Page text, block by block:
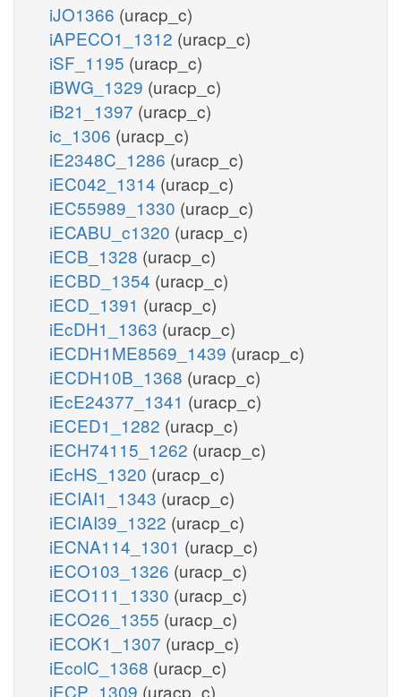
iJO1366 (uracp_c)
iAPECO1_1312 (uracp_c)
iSF_1195 (uracp_c)
iBWG_1329 (uracp_c)
iB21_1397 (uracp_c)
ic_1306 (uracp_c)
iE2348C_1286 (uracp_c)
iEC042_1314 (uracp_c)
iEC55989_1330 (uracp_c)
iECABU_c1320 (uracp_c)
iECB_1328 (uracp_c)
iECBD_1354 (uracp_c)
iECD_1391 (uracp_c)
iEcDH1_1363 (uracp_c)
iECDH1ME8569_1439 (uracp_c)
iECDH10B_1368 (uracp_c)
iEcE24377_1341 (uracp_c)
iECED1_1282 (uracp_c)
iECH74115_1262 (uracp_c)
iEcHS_1320 (uracp_c)
iECIAI1_1343 (uracp_c)
iECIAI39_1322 (uracp_c)
iECNA114_1301 (uracp_c)
iECO103_1326 (uracp_c)
iECO111_1330 (uracp_c)
iECO26_1355 (uracp_c)
iECOK1_1307 (uracp_c)
iEcolC_1368 (uracp_c)
iECP_1309 (uracp_c)